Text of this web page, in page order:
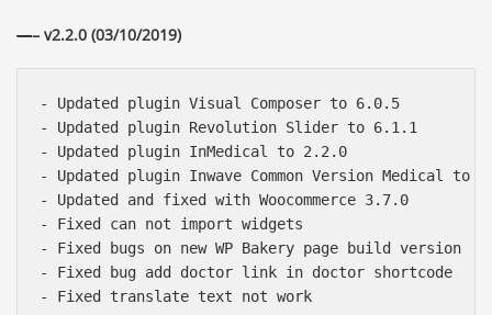
—– v2.2.0 (03/10/2019)
- Updated plugin Visual Composer to 6.0.5
- Updated plugin Revolution Slider to 6.1.1
- Updated plugin InMedical to 2.2.0
- Updated plugin Inwave Common Version Medical to
- Updated and fixed with Woocommerce 3.7.0
- Fixed can not import widgets
- Fixed bugs on new WP Bakery page build version
- Fixed bug add doctor link in doctor shortcode